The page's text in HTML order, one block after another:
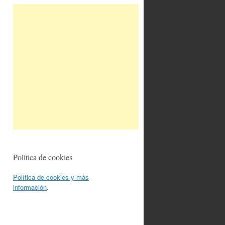
Política de cookies
Política de cookies y más
información.